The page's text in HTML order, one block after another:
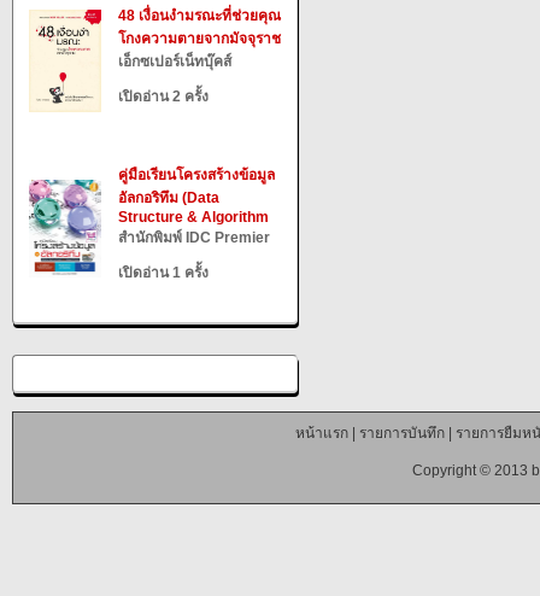
48 เงื่อนงำมรณะที่ช่วยคุณ
โกงความตายจากมัจจุราช
เอ็กซเปอร์เน็ทบุ๊คส์
เปิดอ่าน 2 ครั้ง
คู่มือเรียนโครงสร้างข้อมูล
อัลกอริทึม (Data
Structure & Algorithm
สำนักพิมพ์ IDC Premier
เปิดอ่าน 1 ครั้ง
หน้าแรก| รายการบันทึก| รายการยืมห
Copyright © 2013